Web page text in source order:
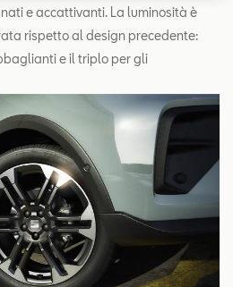
e accattivanti. La luminosità è
rispetto al design precedente:
e il triplo per gli